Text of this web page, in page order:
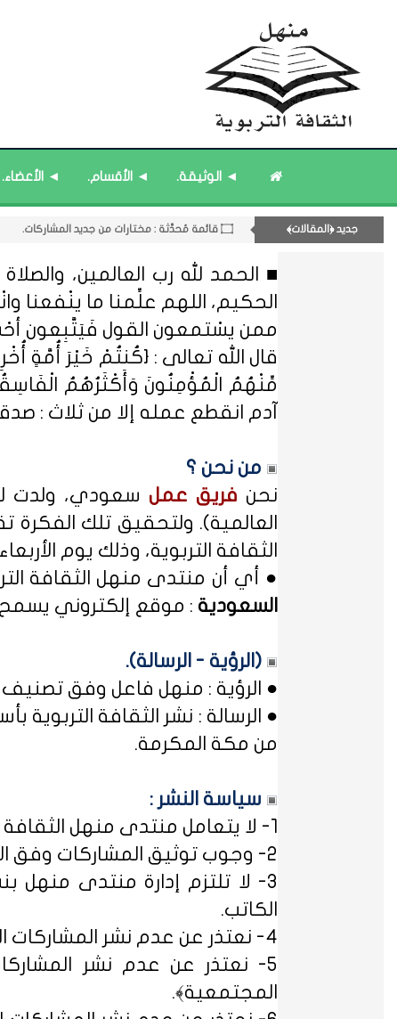
◄ الوثيقة. ◄ الأقسام. ◄ الأعضاء.
جديد ﴿المقالات﴾
۝ قائمة مُثبتة : إدارة منهل الثقافة التربوية.
12- القسم الثاني عشر : الثقافة ﴿الرياضية - المعرفية - المستقبلية﴾.
۝ قائمة مُثبتة : مشرف منهل الثقافة التربوية.
۝ قائمة مُحدَّثة : مختارات من الثقافة ﴿الزمنية﴾.
■ الحمد لله رب العالمين،
الحكيم، اللهم علِّمنا ما ينْفعنا
ممن يسْتمعون القول فَيَتَّبِعون
قال الله تعالى : {كُنتُمْ خَيْرَ أُمَّةٍ
آدم انقطع عمله إلا من ثلاث :
من نحن ؟
نحن فريق عمل سعودي، ولدت
العالمية). ولتحقيق تلك الفكرة
الثقافة التربوية، وذلك يوم الأربعاء المصادف غرة شهر
● أي أن منتدى منهل الثقافة
السعودية : موقع إلكتروني يسمح
(الرؤية - الرسالة).
● الرؤية : منهل فاعل وفق
● الرسالة : نشر الثقافة
من مكة المكرمة.
سياسة النشر :
1- لا يتعامل منتدى منهل الثقافة التربوية مع مصطلح ﴿التسجيل المبدئي﴾، فالمشاركات متاحة للجميع.
2- وجوب توثيق المشاركات وفق الأساليب العلمية لتوثيق المعلومات حفظاً للحقوق الفكرية وتيسيراً للباحث عن المعلومة.
3- لا تلتزم إدارة منتدى منهل
الكاتب.
4- نعتذر عن عدم نشر المشاركات التي لا تتضمن الاسم الحقيقي - ثلاثياً على الأقل - ﴿المسلمون عند شروطهم في تدوين الاسم﴾.
5- نعتذر عن عدم نشر
المجتمعية﴾.